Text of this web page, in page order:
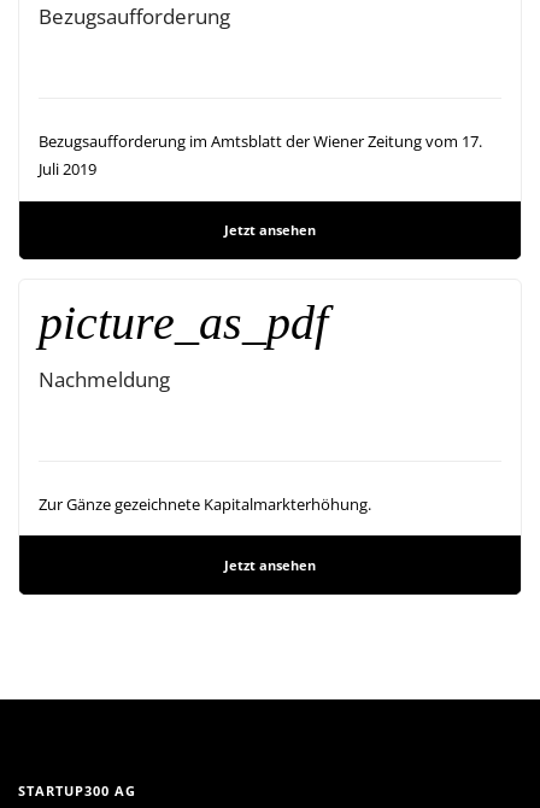
Bezugsaufforderung
Bezugsaufforderung im Amtsblatt der Wiener Zeitung vom 17.
Juli 2019
Jetzt ansehen
picture_as_pdf
Nachmeldung
Zur Gänze gezeichnete Kapitalmarkterhöhung.
Jetzt ansehen
STARTUP300 AG